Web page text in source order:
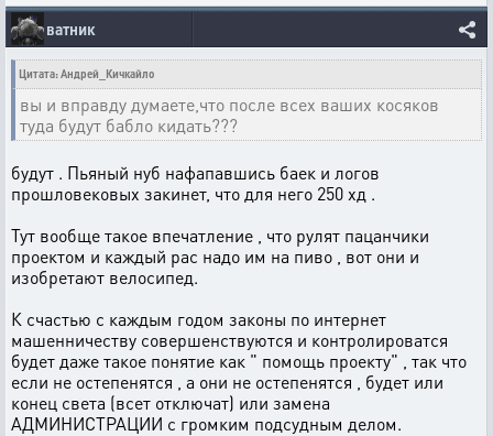
ватник
Цитата: Андрей_Кичкайло
вы и вправду думаете,что после всех ваших косяков
туда будут бабло кидать???
будут . Пьяный нуб нафапавшись баек и логов
прошловековых закинет, что для него 250 хд .
Тут вообще такое впечатление , что рулят пацанчики
проектом и каждый рас надо им на пиво , вот они и
изобретают велосипед.
К счастью с каждым годом законы по интернет
машенничеству совершенствуются и контролироватся
будет даже такое понятие как " помощь проекту" , так что
если не остепенятся , а они не остепенятся , будет или
конец света (всет отключат) или замена
АДМИНИСТРАЦИИ с громким подсудным делом.